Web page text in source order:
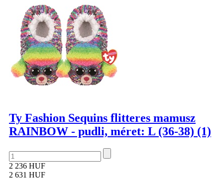
Ty Fashion Sequins flitteres mamusz
RAINBOW - pudli, méret: L (36-38) (1)
2 236 HUF
2 631 HUF